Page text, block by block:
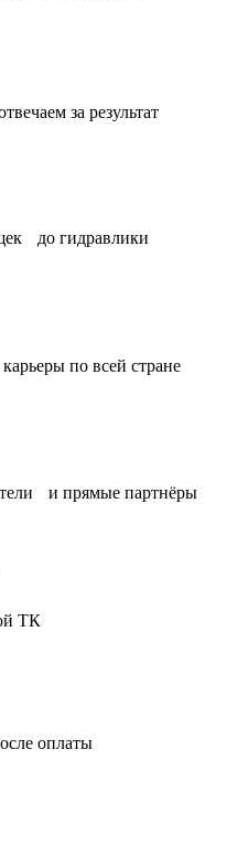
за результат
до гидравлики
по всей стране
и прямые партнёры
ТК
оплаты